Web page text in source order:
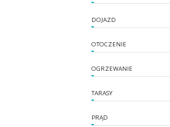
DOJAZD
OTOCZENIE
OGRZEWANIE
TARASY
PRĄD